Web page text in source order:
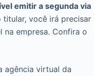
emitir a segunda via
titular, você irá precisar
empresa. Confira o
agência virtual da